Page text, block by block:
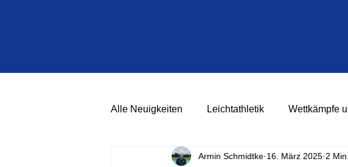
Alle Neuigkeiten Leichtathletik Wettkämpfe
Armin Schmidtke 16. März 2025 2